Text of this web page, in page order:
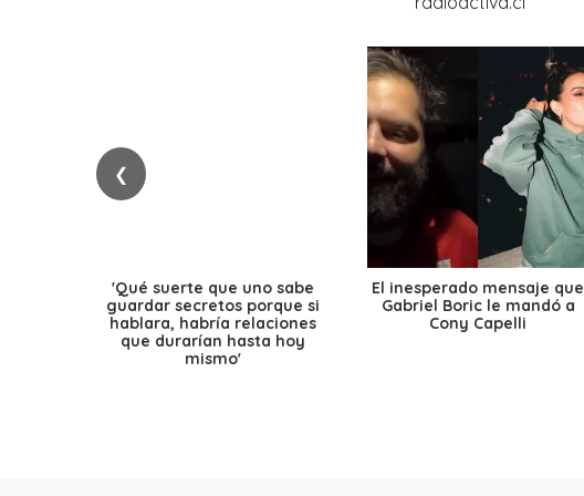
❮
'Qué suerte que uno sabe
guardar secretos porque si
hablara, habría relaciones
que durarían hasta hoy
mismo'
El inesperado mensaje que
Gabriel Boric le mandó a
Cony Capelli